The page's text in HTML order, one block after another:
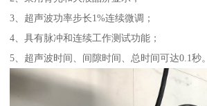
3、超声波功率步长1%连续微调；
4、具有脉冲和连续工作测试功能；
5、超声波时间、间隙时间、总时间可达0.1秒。